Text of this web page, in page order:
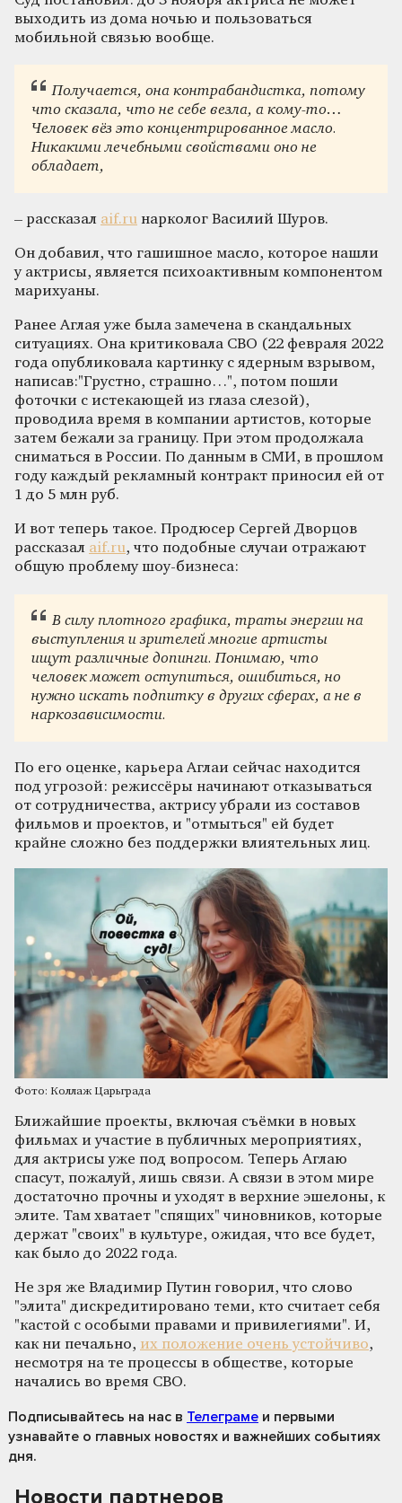
выходить из дома ночью и пользоваться
мобильной связью вообще.
Получается, она контрабандистка, потому
что сказала, что не себе везла, а кому-то…
Человек вёз это концентрированное масло.
Никакими лечебными свойствами оно не
обладает,
– рассказал aif.ru нарколог Василий Шуров.
Он добавил, что гашишное масло, которое нашли
у актрисы, является психоактивным компонентом
марихуаны.
Ранее Аглая уже была замечена в скандальных
ситуациях. Она критиковала СВО (22 февраля 2022
года опубликовала картинку с ядерным взрывом,
написав:"Грустно, страшно…", потом пошли
фоточки с истекающей из глаза слезой),
проводила время в компании артистов, которые
затем бежали за границу. При этом продолжала
сниматься в России. По данным в СМИ, в прошлом
году каждый рекламный контракт приносил ей от
1 до 5 млн руб.
И вот теперь такое. Продюсер Сергей Дворцов
рассказал aif.ru, что подобные случаи отражают
общую проблему шоу-бизнеса:
В силу плотного графика, траты энергии на
выступления и зрителей многие артисты
ищут различные допинги. Понимаю, что
человек может оступиться, ошибиться, но
нужно искать подпитку в других сферах, а не в
наркозависимости.
По его оценке, карьера Аглаи сейчас находится
под угрозой: режиссёры начинают отказываться
от сотрудничества, актрису убрали из составов
фильмов и проектов, и "отмыться" ей будет
крайне сложно без поддержки влиятельных лиц.
Фото: Коллаж Царьграда
Ближайшие проекты, включая съёмки в новых
фильмах и участие в публичных мероприятиях,
для актрисы уже под вопросом. Теперь Аглаю
спасут, пожалуй, лишь связи. А связи в этом мире
достаточно прочны и уходят в верхние эшелоны, к
элите. Там хватает "спящих" чиновников, которые
держат "своих" в культуре, ожидая, что все будет,
как было до 2022 года.
Не зря же Владимир Путин говорил, что слово
"элита" дискредитировано теми, кто считает себя
"кастой с особыми правами и привилегиями". И,
как ни печально, их положение очень устойчиво,
несмотря на те процессы в обществе, которые
начались во время СВО.
Подписывайтесь на нас в Телеграме и первыми
узнавайте о главных новостях и важнейших событиях
дня.
Новости партнеров